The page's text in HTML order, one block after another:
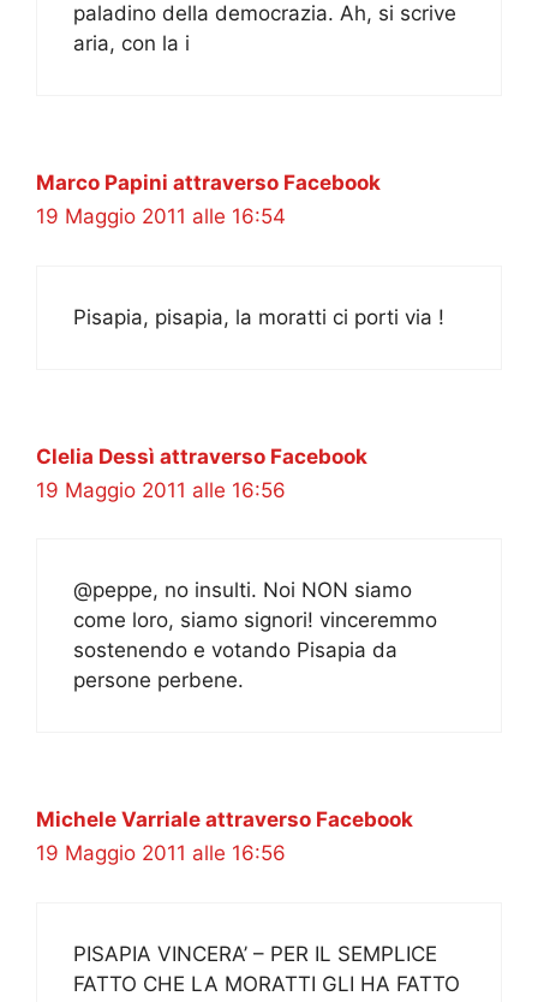
paladino della democrazia. Ah, si scrive
aria, con la i
Marco Papini attraverso Facebook
19 Maggio 2011 alle 16:54
Pisapia, pisapia, la moratti ci porti via !
Clelia Dessì attraverso Facebook
19 Maggio 2011 alle 16:56
@peppe, no insulti. Noi NON siamo
come loro, siamo signori! vinceremmo
sostenendo e votando Pisapia da
persone perbene.
Michele Varriale attraverso Facebook
19 Maggio 2011 alle 16:56
PISAPIA VINCERA’ – PER IL SEMPLICE
FATTO CHE LA MORATTI GLI HA FATTO